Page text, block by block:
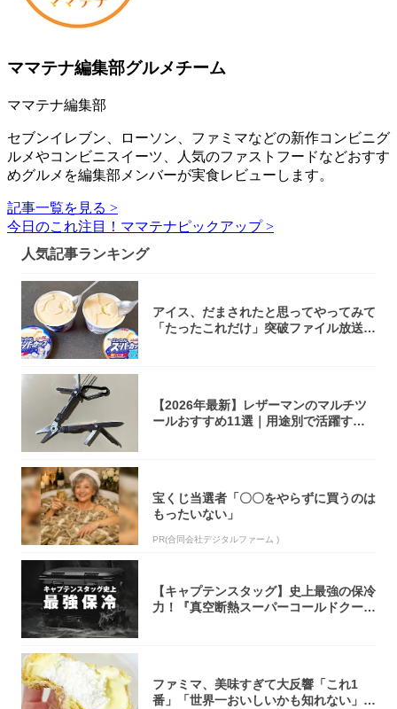
ママテナ編集部グルメチーム
ママテナ編集部
セブンイレブン、ローソン、ファミマなどの新作コンビニグ
ルメやコンビニスイーツ、人気のファストフードなどおすす
めグルメを編集部メンバーが実食レビューします。
記事一覧を見る >
今日のこれ注目！ママテナピックアップ >
人気記事ランキング
アイス、だまされたと思ってやってみて
「たったこれだけ」突破ファイル放送で
【2026年最新】レザーマンのマルチツ
ールおすすめ11選｜用途別で活躍する
宝くじ当選者「〇〇をやらずに買うのは
もったいない」
PR(合同会社デジタルファーム )
【キャプテンスタッグ】史上最強の保冷
力！『真空断熱スーパーコールドクーラ
ファミマ、美味すぎて大反響「これ1
番」「世界一おいしいかも知れない」